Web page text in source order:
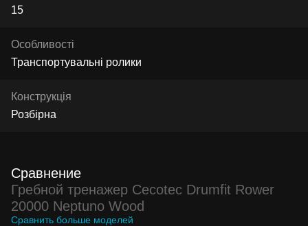
15
Особливості
Транспортувальні ролики
Конструкція
Розбірна
Сравнение
Гребной тренажер Cecotec Drumfit Rower
20000 Neptuno Wood
Сравнить больше моделей